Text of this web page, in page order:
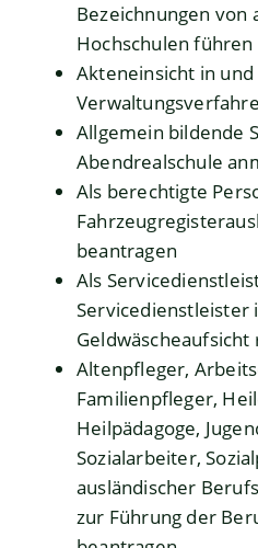
Bezeichnungen von
Hochschulen führen
Akteneinsicht in
Allgemein bildende
Abendrealschule
Als berechtigte
beantragen
Als
Servicedienstleister
Altenpfleger,
Familienpfleger,
Heilpädagoge,
Sozialarbeiter,
ausländischer
zur Führung der